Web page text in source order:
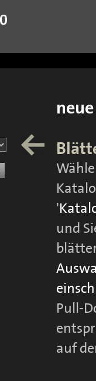
'
und
Pull-
auf